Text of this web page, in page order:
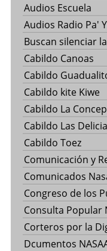
Audios Escuela
Audios Radio Pa'
Buscan silenciar
Cabildo Canoas
Cabildo
Cabildo kite Kiwe
Cabildo La
Cabildo Las
Cabildo Toez
Comunicación y
Comunicados
Congreso de los
Consulta Popular
Corteros por la
Dcumentos